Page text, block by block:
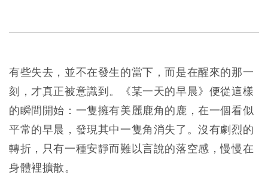
有些失去，並不在發生的當下，而是在醒來的那一
刻，才真正被意識到。《某一天的早晨》便從這樣
的瞬間開始：一隻擁有美麗鹿角的鹿，在一個看似
平常的早晨，發現其中一隻角消失了。沒有劇烈的
轉折，只有一種安靜而難以言說的落空感，慢慢在
身體裡擴散。